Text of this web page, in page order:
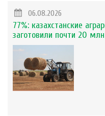
06.08.2026
77%: казахстанские
заготовили почти 20